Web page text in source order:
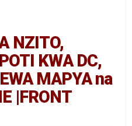
NZITO,
KWA DC,
MAPYA na
|FRONT